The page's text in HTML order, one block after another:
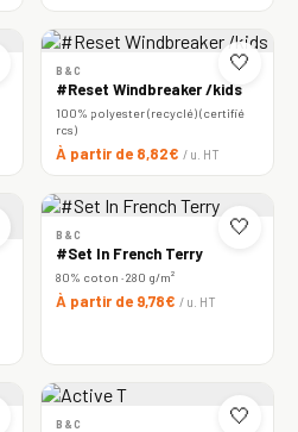
🤍
B&C
#Reset Windbreaker /kids
100% polyester (recyclé) (certifié
rcs)
À partir de 8,82€ / u. HT
🤍
B&C
#Set In French Terry
80% coton · 280 g/m²
À partir de 9,78€ / u. HT
🤍
B&C